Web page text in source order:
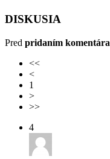
DISKUSIA
Pred pridaním komentára
<<
<
1
>
>>
4